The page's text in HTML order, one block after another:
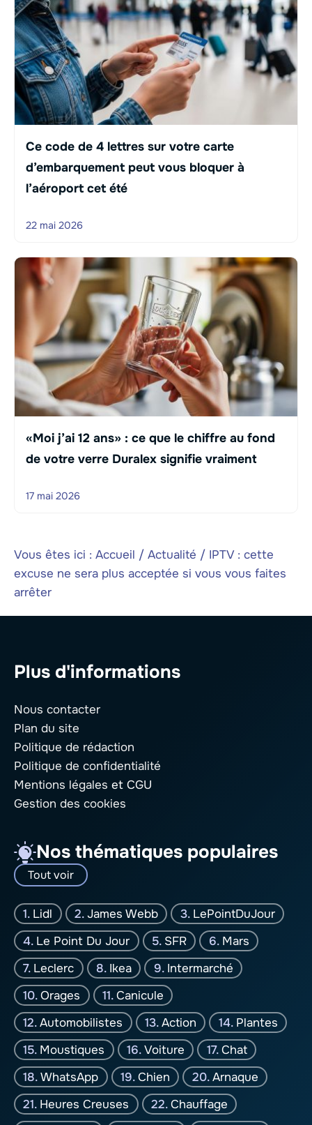
Ce code de 4 lettres sur votre carte
d’embarquement peut vous bloquer à
l’aéroport cet été
22 mai 2026
«Moi j’ai 12 ans» : ce que le chiffre au fond
de votre verre Duralex signifie vraiment
17 mai 2026
Vous êtes ici : Accueil / Actualité / IPTV : cette
excuse ne sera plus acceptée si vous vous faites
arrêter
Plus d'informations
Nous contacter
Plan du site
Politique de rédaction
Politique de confidentialité
Mentions légales et CGU
Gestion des cookies
Nos thématiques populaires
Tout voir
Lidl James Webb
LePointDuJour
Le Point Du Jour
SFR
Mars
Leclerc
Ikea
Intermarché
Orages
Canicule
Automobilistes
Action
Plantes
Moustiques
Voiture
Chat
WhatsApp
Chien
Arnaque
Heures Creuses
Chauffage